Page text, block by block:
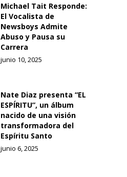
Michael Tait Responde:
El Vocalista de
Newsboys Admite
Abuso y Pausa su
Carrera
junio 10, 2025
Nate Diaz presenta “EL
ESPÍRITU”, un álbum
nacido de una visión
transformadora del
Espíritu Santo
junio 6, 2025